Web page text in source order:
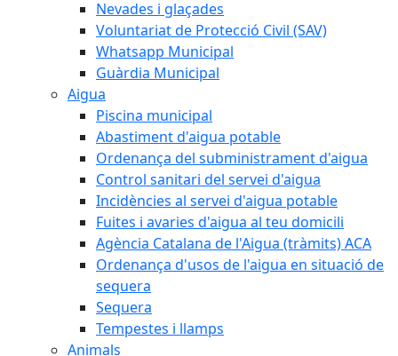
Nevades i glaçades
Voluntariat de Protecció Civil (SAV)
Whatsapp Municipal
Guàrdia Municipal
Aigua
Piscina municipal
Abastiment d'aigua potable
Ordenança del subministrament d'aigua
Control sanitari del servei d'aigua
Incidències al servei d'aigua potable
Fuites i avaries d'aigua al teu domicili
Agència Catalana de l'Aigua (tràmits) ACA
Ordenança d'usos de l'aigua en situació de
sequera
Sequera
Tempestes i llamps
Animals